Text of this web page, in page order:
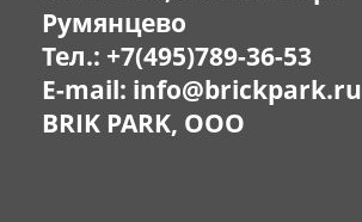
Румянцево
Тел.: +7(495)789-36-53
E-mail: info@brickpark.ru
BRIK PARK, OOO